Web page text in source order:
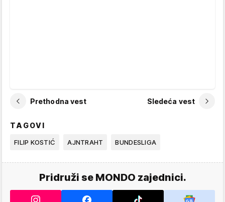
Prethodna vest Sledeća vest
TAGOVI
FILIP KOSTIĆ AJNTRAHT BUNDESLIGA
Pridruži se MONDO zajednici.